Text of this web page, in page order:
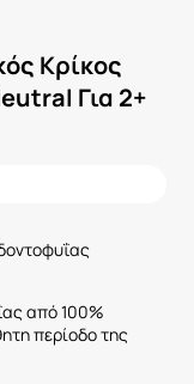
Κρίκος
Για 2+
από 100%
περίοδο της